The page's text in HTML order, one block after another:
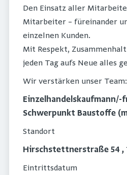
Den Einsatz aller
Mitarbeiter – füreinander
einzelnen Kunden.
Mit Respekt,
jeden Tag aufs Neue alles
Wir verstärken unser Team:
Einzelhandelskaufmann/-
Schwerpunkt Baustoffe
Standort
Hirschstettnerstraße 54 ,
Eintrittsdatum